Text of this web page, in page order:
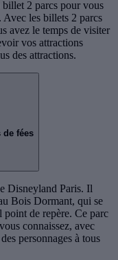
2 parcs pour vous
Avec les billets 2 parcs
avez le temps de visiter
vos attractions
des attractions.
de fées
Disneyland Paris. Il
Bois Dormant, qui se
de repère. Ce parc
connaissez, avec
personnages à tous